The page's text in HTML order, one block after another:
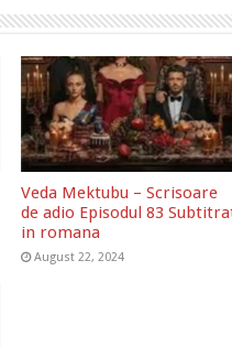
Veda Mektubu – Scrisoare
de adio Episodul 83
in romana
August 22, 2024